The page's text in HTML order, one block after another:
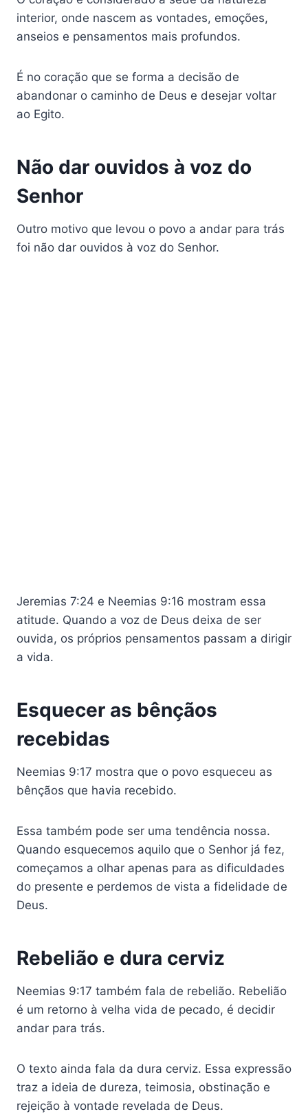
interior, onde nascem as vontades, emoções,
anseios e pensamentos mais profundos.
É no coração que se forma a decisão de
abandonar o caminho de Deus e desejar voltar
ao Egito.
Não dar ouvidos à voz do
Senhor
Outro motivo que levou o povo a andar para trás
foi não dar ouvidos à voz do Senhor.
Jeremias 7:24 e Neemias 9:16 mostram essa
atitude. Quando a voz de Deus deixa de ser
ouvida, os próprios pensamentos passam a dirigir
a vida.
Esquecer as bênçãos
recebidas
Neemias 9:17 mostra que o povo esqueceu as
bênçãos que havia recebido.
Essa também pode ser uma tendência nossa.
Quando esquecemos aquilo que o Senhor já fez,
começamos a olhar apenas para as dificuldades
do presente e perdemos de vista a fidelidade de
Deus.
Rebelião e dura cerviz
Neemias 9:17 também fala de rebelião. Rebelião
é um retorno à velha vida de pecado, é decidir
andar para trás.
O texto ainda fala da dura cerviz. Essa expressão
traz a ideia de dureza, teimosia, obstinação e
rejeição à vontade revelada de Deus.